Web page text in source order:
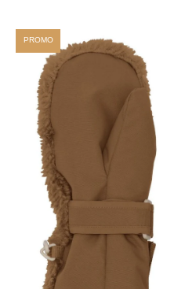
PROMO